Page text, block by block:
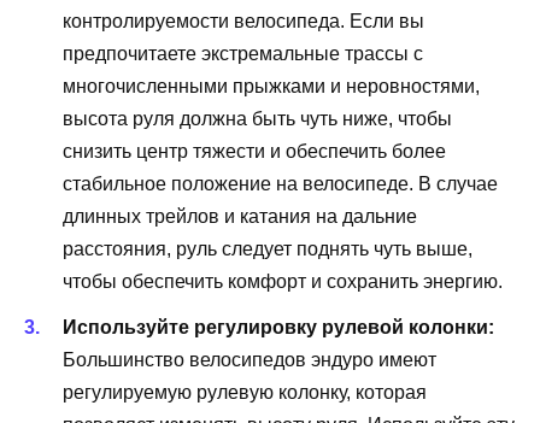
контролируемости велосипеда. Если вы
предпочитаете экстремальные трассы с
многочисленными прыжками и неровностями,
высота руля должна быть чуть ниже, чтобы
снизить центр тяжести и обеспечить более
стабильное положение на велосипеде. В случае
длинных трейлов и катания на дальние
расстояния, руль следует поднять чуть выше,
чтобы обеспечить комфорт и сохранить энергию.
Используйте регулировку рулевой колонки:
Большинство велосипедов эндуро имеют
регулируемую рулевую колонку, которая